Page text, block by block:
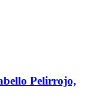
Pelirrojo,